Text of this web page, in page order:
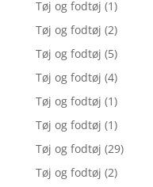
Tøj og fodtøj (1)
Tøj og fodtøj (2)
Tøj og fodtøj (5)
Tøj og fodtøj (4)
Tøj og fodtøj (1)
Tøj og fodtøj (1)
Tøj og fodtøj (29)
Tøj og fodtøj (2)